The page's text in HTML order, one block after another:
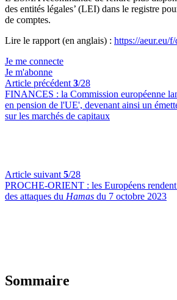
des entités légales’ (LEI) dans le registre
de comptes.
Lire le rapport (en anglais) : https://aeur.eu/
Je me connecte
Je m'abonne
Article précédent 3/28
FINANCES : la Commission européenne
en pension de l'UE', devenant ainsi un
sur les marchés de capitaux
Article suivant 5/28
PROCHE-ORIENT : les Européens
des attaques du Hamas du 7 octobre 2023
Sommaire